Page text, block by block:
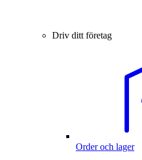
Driv ditt företag
Order och lager